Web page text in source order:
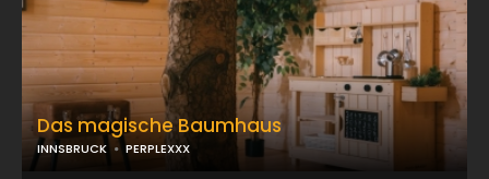
Das magische Baumhaus
INNSBRUCK PERPLEXXX